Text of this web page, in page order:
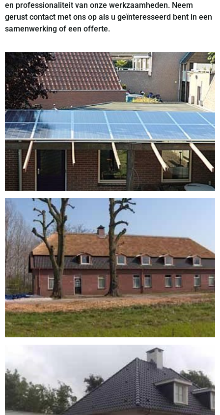
en professionaliteit van onze werkzaamheden. Neem
gerust contact met ons op als u geïnteresseerd bent in een
samenwerking of een offerte.